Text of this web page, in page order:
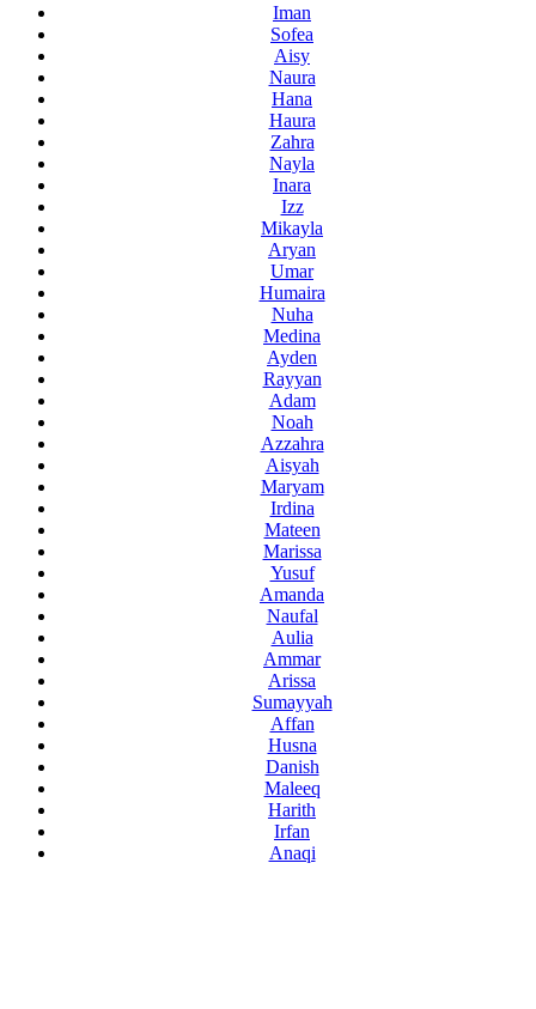
Iman
Sofea
Aisy
Naura
Hana
Haura
Zahra
Nayla
Inara
Izz
Mikayla
Aryan
Umar
Humaira
Nuha
Medina
Ayden
Rayyan
Adam
Noah
Azzahra
Aisyah
Maryam
Irdina
Mateen
Marissa
Yusuf
Amanda
Naufal
Aulia
Ammar
Arissa
Sumayyah
Affan
Husna
Danish
Maleeq
Harith
Irfan
Anaqi